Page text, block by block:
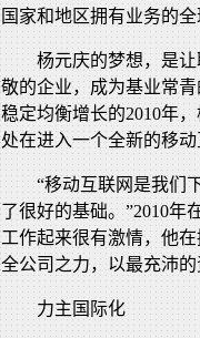
国家和地区拥有业务的
杨元庆的梦想，是
敬的企业，成为基业常
稳定均衡增长的2010年
处在进入一个全新的移
“移动互联网是我们
了很好的基础。”2010年
工作起来很有激情，他
全公司之力，以最充沛
力主国际化